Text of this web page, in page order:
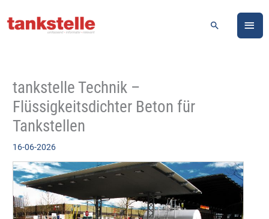
Inhalt
Suchen
tankstelle Technik –
Flüssigkeitsdichter Beton für
Tankstellen
16-06-2026